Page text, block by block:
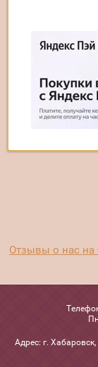
Отзывы о нас
Адрес: г.